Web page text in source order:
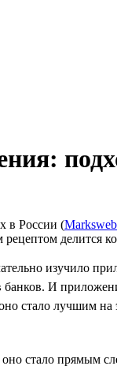
в России (
делится
изучило
банков. И
лучшим на
стало прямым